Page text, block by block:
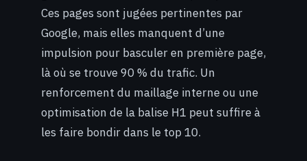
Ces pages sont jugées pertinentes par
Google, mais elles manquent d’une
impulsion pour basculer en première page,
là où se trouve 90 % du trafic. Un
renforcement du maillage interne ou une
optimisation de la balise H1 peut suffire à
les faire bondir dans le top 10.